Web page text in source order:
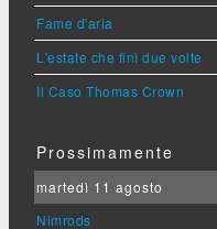
Fame d'aria
L'estate che finì due volte
Il Caso Thomas Crown
Prossimamente
martedì 11 agosto
Nimrods